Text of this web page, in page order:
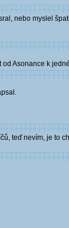
nebo myslel
Asonance k
teď nevím, je to